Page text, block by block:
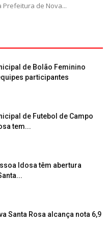
Prefeitura de Nova...
de Bolão Feminino
participantes
de Futebol de Campo
tem...
Idosa têm abertura
Santa Rosa alcança nota 6,9